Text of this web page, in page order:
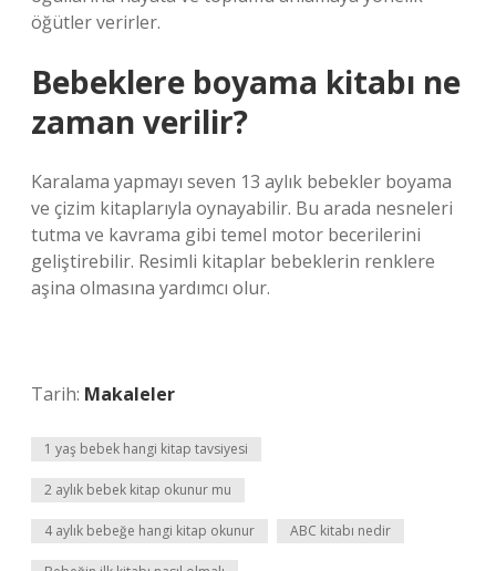
öğütler verirler.
Bebeklere boyama kitabı ne
zaman verilir?
Karalama yapmayı seven 13 aylık bebekler boyama
ve çizim kitaplarıyla oynayabilir. Bu arada nesneleri
tutma ve kavrama gibi temel motor becerilerini
geliştirebilir. Resimli kitaplar bebeklerin renklere
aşina olmasına yardımcı olur.
Tarih: Makaleler
1 yaş bebek hangi kitap tavsiyesi
2 aylık bebek kitap okunur mu
4 aylık bebeğe hangi kitap okunur ABC kitabı nedir